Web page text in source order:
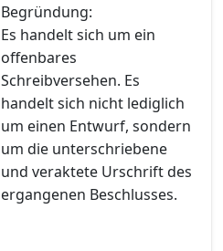
Begründung:
Es handelt sich um ein
offenbares
Schreibversehen. Es
handelt sich nicht lediglich
um einen Entwurf, sondern
um die unterschriebene
und veraktete Urschrift des
ergangenen Beschlusses.